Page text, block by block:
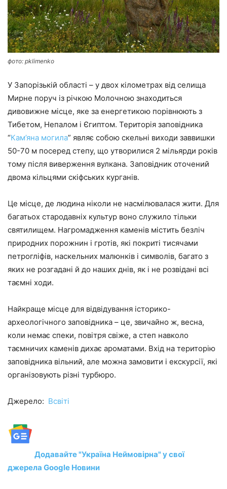
фото: pklimenko
У Запорізькій області – у двох кілометрах від селища
Мирне поруч із річкою Молочною знаходиться
дивовижне місце, яке за енергетикою порівнюють з
Тибетом, Непалом і Єгиптом. Територія заповідника
“Кам’яна могила” являє собою скельні виходи заввишки
50-70 м посеред степу, що утворилися 2 мільярди років
тому після виверження вулкана. Заповідник оточений
двома кільцями скіфських курганів.
Це місце, де людина ніколи не насмілювалася жити. Для
багатьох стародавніх культур воно служило тільки
святилищем. Нагромадження каменів містить безліч
природних порожнин і гротів, які покриті тисячами
петрогліфів, наскельних малюнків і символів, багато з
яких не розгадані й до наших днів, як і не розвідані всі
таємні ходи.
Найкраще місце для відвідування історико-
археологічного заповідника – це, звичайно ж, весна,
коли немає спеки, повітря свіже, а степ навколо
таємничих каменів дихає ароматами. Вхід на територію
заповідника вільний, але можна замовити і екскурсії, які
організовують різні турбюро.
Джерело: Всвіті
Додавайте "Україна Неймовірна" у свої
джерела Google Новини